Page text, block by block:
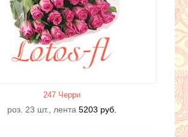
247 Черри
роз. 23 шт., лента 5203 руб.